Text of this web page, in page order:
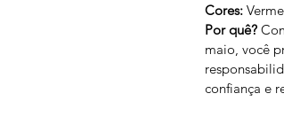
Cores:
Por quê?
maio, você
confiança e